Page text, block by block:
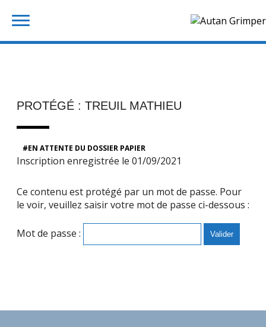
PROTÉGÉ : TREUIL MATHIEU
EN ATTENTE DU DOSSIER PAPIER
Inscription enregistrée le 01/09/2021
Ce contenu est protégé par un mot de passe. Pour
le voir, veuillez saisir votre mot de passe ci-dessous :
Mot de passe :